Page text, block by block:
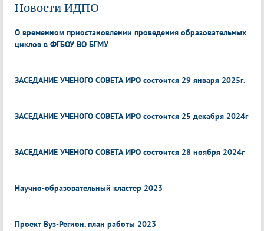
Новости ИДПО
О временном приостановлении проведения образовательных
циклов в ФГБОУ ВО БГМУ
ЗАСЕДАНИЕ УЧЕНОГО СОВЕТА ИРО состоится 29 января 2025г.
ЗАСЕДАНИЕ УЧЕНОГО СОВЕТА ИРО состоится 25 декабря 2024г
ЗАСЕДАНИЕ УЧЕНОГО СОВЕТА ИРО состоится 28 ноября 2024г
Научно-образовательный кластер 2023
Проект Вуз-Регион. план работы 2023